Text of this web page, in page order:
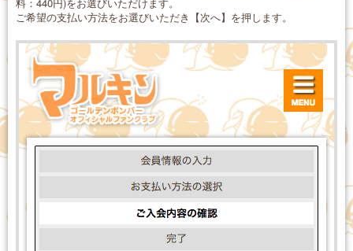
料：440円)をお選びいただけます。
ご希望の支払い方法をお選びいただき【次へ】を押します。